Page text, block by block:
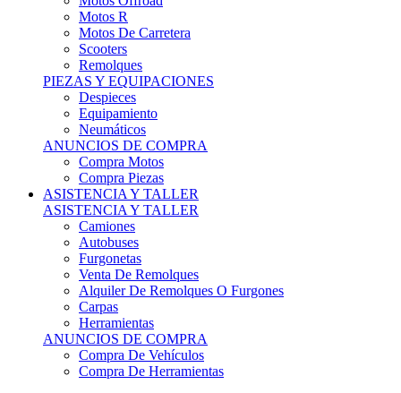
Motos R
Motos De Carretera
Scooters
Remolques
PIEZAS Y EQUIPACIONES
Despieces
Equipamiento
Neumáticos
ANUNCIOS DE COMPRA
Compra Motos
Compra Piezas
ASISTENCIA Y TALLER
ASISTENCIA Y TALLER
Camiones
Autobuses
Furgonetas
Venta De Remolques
Alquiler De Remolques O Furgones
Carpas
Herramientas
ANUNCIOS DE COMPRA
Compra De Vehículos
Compra De Herramientas